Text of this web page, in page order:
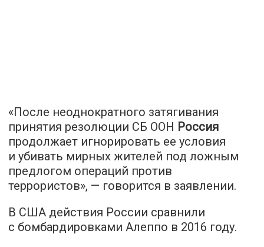
«После неоднократного затягивания
принятия резолюции СБ ООН Россия
продолжает игнорировать ее условия
и убивать мирных жителей под ложным
предлогом операций против
террористов», — говорится в заявлении.
В США действия России сравнили
с бомбардировками Алеппо в 2016 году.